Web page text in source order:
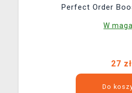
Perfect Order
W
27 zł
Do